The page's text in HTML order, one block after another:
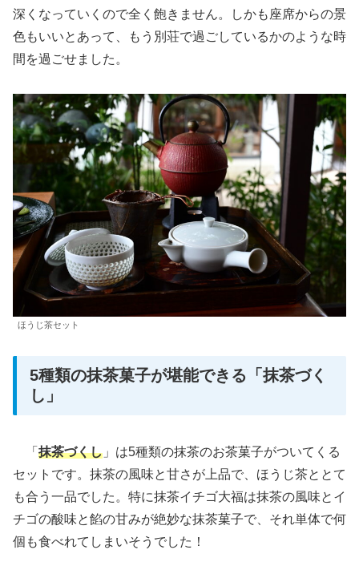
深くなっていくので全く飽きません。しかも座席からの景
色もいいとあって、もう別荘で過ごしているかのような時
間を過ごせました。
ほうじ茶セット
5種類の抹茶菓子が堪能できる「抹茶づく
し」
「 抹茶づくし 」は5種類の抹茶のお茶菓子がついてくる
セットです。抹茶の風味と甘さが上品で、ほうじ茶ととて
も合う一品でした。特に抹茶イチゴ大福は抹茶の風味とイ
チゴの酸味と餡の甘みが絶妙な抹茶菓子で、それ単体で何
個も食べれてしまいそうでした！